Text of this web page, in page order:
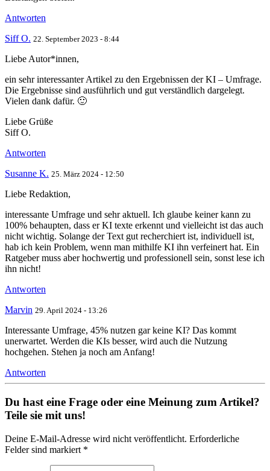
Antworten
Siff O. 22. September 2023 - 8:44
Liebe Autor*innen,
ein sehr interessanter Artikel zu den Ergebnissen der KI – Umfrage.
Die Ergebnisse sind ausführlich und gut verständlich dargelegt.
Vielen dank dafür. 🙂
Liebe Grüße
Siff O.
Antworten
Susanne K. 25. März 2024 - 12:50
Liebe Redaktion,
interessante Umfrage und sehr aktuell. Ich glaube keiner kann zu
100% behaupten, dass er KI texte erkennt und vielleicht ist das auch
nicht wichtig. Solange der Text gut recherchiert ist, individuell ist,
hab ich kein Problem, wenn man mithilfe KI ihn verfeinert hat. Ein
Ratgeber muss aber hochwertig und professionell sein, sonst lese ich
ihn nicht!
Antworten
Marvin 29. April 2024 - 13:26
Interessante Umfrage, 45% nutzen gar keine KI? Das kommt
unerwartet. Werden die KIs besser, wird auch die Nutzung
hochgehen. Stehen ja noch am Anfang!
Antworten
Du hast eine Frage oder eine Meinung zum Artikel?
Teile sie mit uns!
Deine E-Mail-Adresse wird nicht veröffentlicht. Erforderliche
Felder sind markiert *